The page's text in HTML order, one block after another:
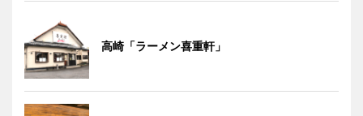
高崎「ラーメン喜重軒」